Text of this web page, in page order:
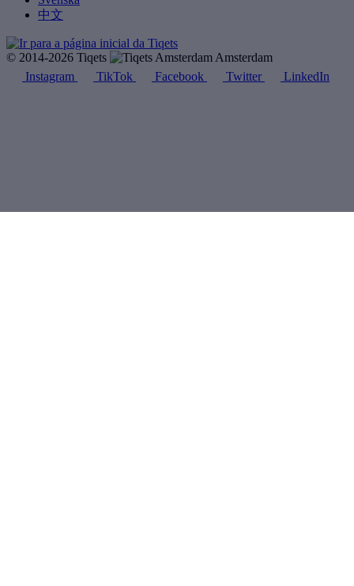
中文
© 2014-2026 Tiqets
Amsterdam
Instagram
TikTok Facebook Twitter LinkedIn